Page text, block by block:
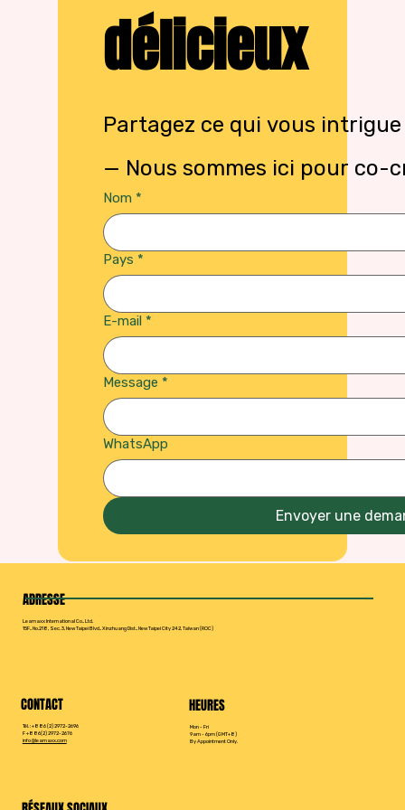
délicieux
Partagez ce qui vous intrigue
— Nous sommes ici pour co-
Nom *
Pays *
E-mail *
Message *
WhatsApp
Envoyer une
ADRESSE
Leamaxx International Co., Ltd.
15F., No.218, Sec. 3, New Taipei Blvd., Xinzhuang Dist., New Taipei City 242, Taïwan (ROC)
Tél. : +886 (2) 2972-2696
F +886(2) 2972-2676
info@leamaxx.com
CONTACT
Mon - Fri
9am - 6pm (GMT+8)
By Appointment Only.
HEURES